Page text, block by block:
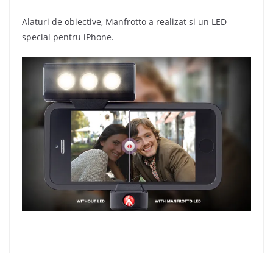
Alaturi de obiective, Manfrotto a realizat si un LED
special pentru iPhone.